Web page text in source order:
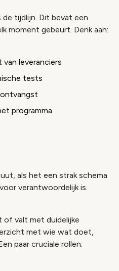
de tijdlijn. Dit bevat een
moment gebeurt. Denk aan:
leveranciers
tests
programma
als het een strak schema
verantwoordelijk is.
of valt met duidelijke
met wie wat doet,
paar cruciale rollen: